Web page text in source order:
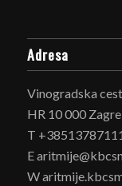
Adresa
Vinogradska
HR 10 000
T
E
W